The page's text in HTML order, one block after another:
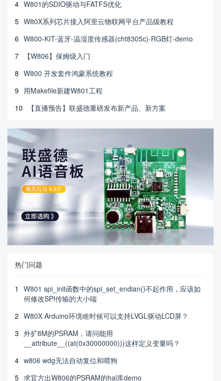
4 W801的SDIO驱动与FATFS优化
5 W80X系列芯片接入阿里云物联网平台产品级教程
6 W800-KIT-蓝牙-温湿度传感器(cht8305c)-RGB灯-demo
7
【W806】保姆级入门
8 W800 开发套件鸿蒙系统教程
9 用Makefile新建W801工程
10
【直播预告】联盛德重磅发布新产品、新方案
热门问题
1
W801 spi_init函数中的spi_set_endian()不起作用，应该如
何修改SPI传输的大小端
2 W80X Arduino环境啥时候可以支持LVGL驱动LCD屏？
3 外扩8M的PSRAM，请问能用
__attribute__((at(0x30000000)))这样定义变量吗？
4 w806 wdg无法自动复位和喂狗
5 求官方出W806的PSRAM的hal库demo